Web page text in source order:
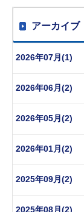
アーカイブ
2026年07月(1)
2026年06月(2)
2026年05月(2)
2026年01月(2)
2025年09月(2)
2025年08月(2)